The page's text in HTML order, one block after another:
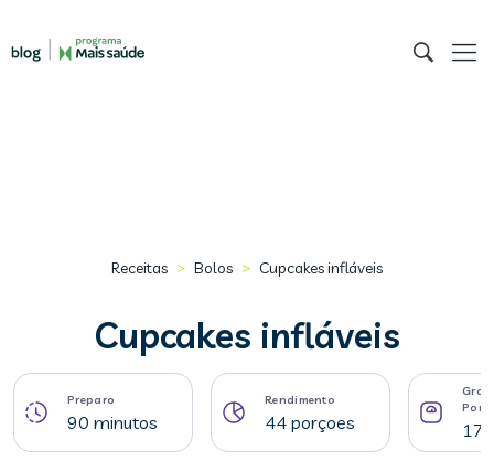
Receitas > Bolos > Cupcakes infláveis
Cupcakes infláveis
Preparo
90 minutos
Rendimento
44 porçoes 17